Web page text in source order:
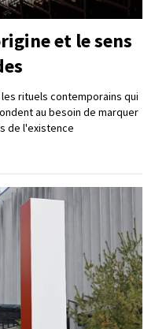
et le sens
rituels contemporains qui
au besoin de marquer
de l'existence